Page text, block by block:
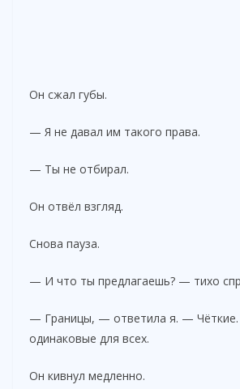
Он сжал губы.
— Я не давал им такого права.
— Ты не отбирал.
Он отвёл взгляд.
Снова пауза.
— И что ты предлагаешь? — тихо
— Границы, — ответила я. —
одинаковые для всех.
Он кивнул медленно.